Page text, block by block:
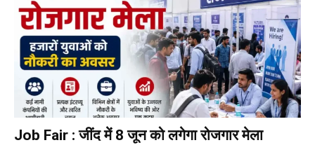
Job Fair : जींद में 8 जून को लगेगा रोजगार मेला